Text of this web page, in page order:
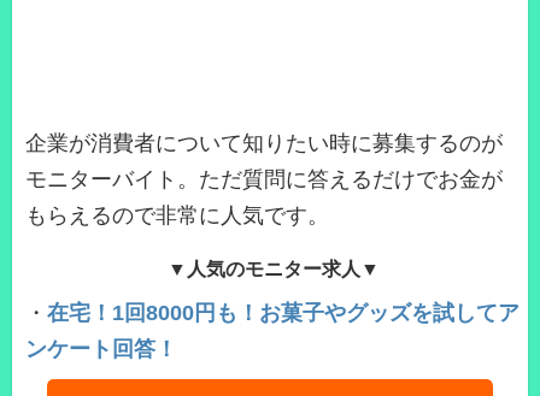
企業が消費者について知りたい時に募集するのが
モニターバイト。ただ質問に答えるだけでお金が
もらえるので非常に人気です。
▼人気のモニター求人▼
・ 在宅！1回8000円も！お菓子やグッズを試してア
ンケート回答！